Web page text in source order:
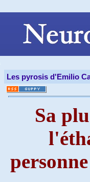
Les pyrosis d'Emilio
Sa